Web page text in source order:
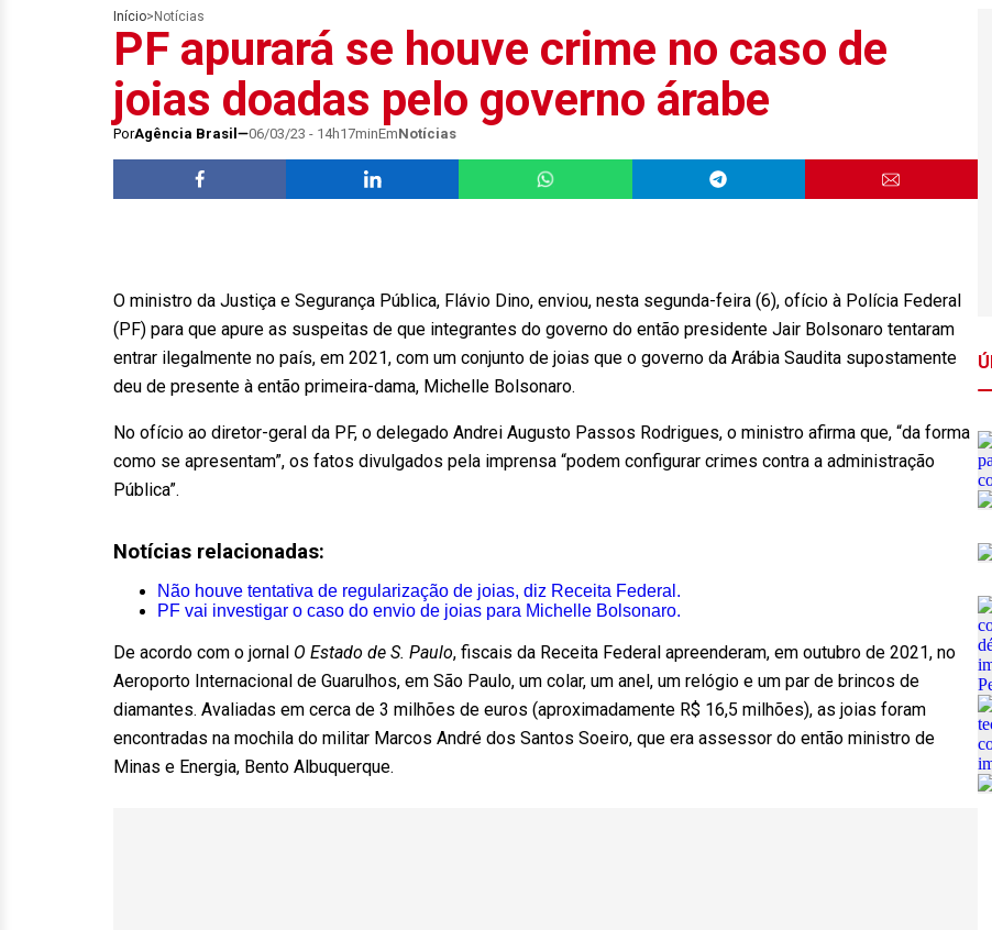
Início> Notícias
PF apurará se houve crime no caso de
joias doadas pelo governo árabe
PorAgência Brasil 06/03/23 - 14h17minEmNotícias
O ministro da Justiça e Segurança Pública, Flávio Dino, enviou, nesta segunda-feira (6), ofício à Polícia Federal
(PF) para que apure as suspeitas de que integrantes do governo do então presidente Jair Bolsonaro tentaram
entrar ilegalmente no país, em 2021, com um conjunto de joias que o governo da Arábia Saudita supostamente
deu de presente à então primeira-dama, Michelle Bolsonaro.
No ofício ao diretor-geral da PF, o delegado Andrei Augusto Passos Rodrigues, o ministro afirma que, “da forma
como se apresentam”, os fatos divulgados pela imprensa “podem configurar crimes contra a administração
Pública”.
Notícias relacionadas:
Não houve tentativa de regularização de joias, diz Receita Federal.
PF vai investigar o caso do envio de joias para Michelle Bolsonaro.
De acordo com o jornal O Estado de S. Paulo, fiscais da Receita Federal apreenderam, em outubro de 2021, no
Aeroporto Internacional de Guarulhos, em São Paulo, um colar, um anel, um relógio e um par de brincos de
diamantes. Avaliadas em cerca de 3 milhões de euros (aproximadamente R$ 16,5 milhões), as joias foram
encontradas na mochila do militar Marcos André dos Santos Soeiro, que era assessor do então ministro de
Minas e Energia, Bento Albuquerque.